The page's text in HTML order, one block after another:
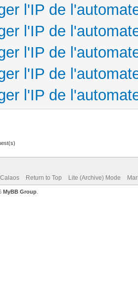
l'IP de
l'IP de
l'IP de
l'IP de
l'IP de
Calaos Return to Top Lite (Archive) Mode
MyBB Group